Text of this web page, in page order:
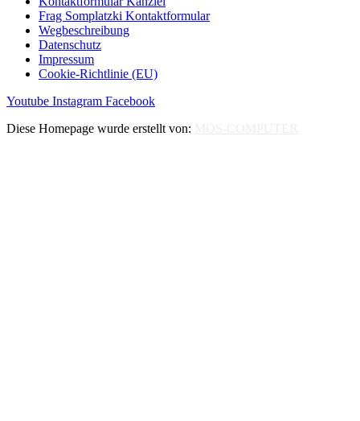
Frag Somplatzki Kontaktformular
Wegbeschreibung
Datenschutz
Impressum
Cookie-Richtlinie (EU)
Youtube Instagram Facebook
Diese Homepage wurde erstellt von: